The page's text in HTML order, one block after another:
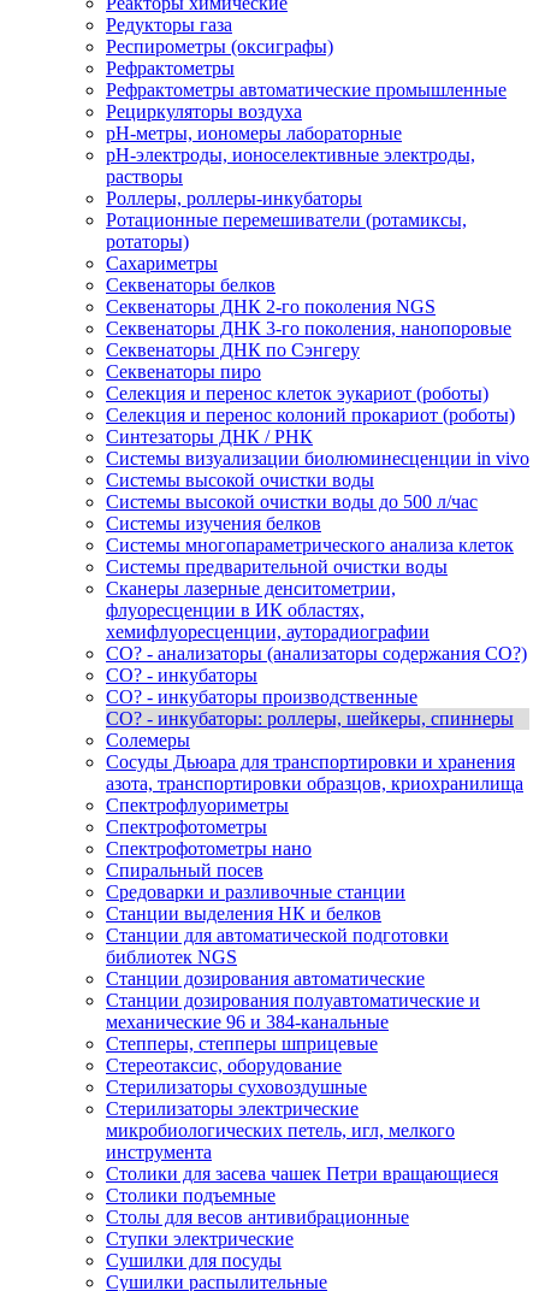
Редукторы газа
Респирометры (оксиграфы)
Рефрактометры
Рефрактометры автоматические промышленные
Рециркуляторы воздуха
рН-метры, иономеры лабораторные
рН-электроды, ионоселективные электроды,
растворы
Роллеры, роллеры-инкубаторы
Ротационные перемешиватели (ротамиксы,
ротаторы)
Сахариметры
Секвенаторы белков
Секвенаторы ДНК 2-го поколения NGS
Секвенаторы ДНК 3-го поколения, нанопоровые
Секвенаторы ДНК по Сэнгеру
Секвенаторы пиро
Селекция и перенос клеток эукариот (роботы)
Селекция и перенос колоний прокариот (роботы)
Синтезаторы ДНК / РНК
Системы визуализации биолюминесценции in vivo
Системы высокой очистки воды
Системы высокой очистки воды до 500 л/час
Системы изучения белков
Системы многопараметрического анализа клеток
Системы предварительной очистки воды
Сканеры лазерные денситометрии,
флуоресценции в ИК областях,
хемифлуоресценции, ауторадиографии
СО? - анализаторы (анализаторы содержания СО?)
СО? - инкубаторы
СО? - инкубаторы производственные
СО? - инкубаторы: роллеры, шейкеры, спиннеры
Солемеры
Сосуды Дьюара для транспортировки и хранения
азота, транспортировки образцов, криохранилища
Спектрофлуориметры
Спектрофотометры
Спектрофотометры нано
Спиральный посев
Средоварки и разливочные станции
Станции выделения НК и белков
Станции для автоматической подготовки
библиотек NGS
Станции дозирования автоматические
Станции дозирования полуавтоматические и
механические 96 и 384-канальные
Степперы, степперы шприцевые
Стереотаксис, оборудование
Стерилизаторы суховоздушные
Стерилизаторы электрические
микробиологических петель, игл, мелкого
инструмента
Столики для засева чашек Петри вращающиеся
Столики подъемные
Столы для весов антивибрационные
Ступки электрические
Сушилки для посуды
Сушилки распылительные